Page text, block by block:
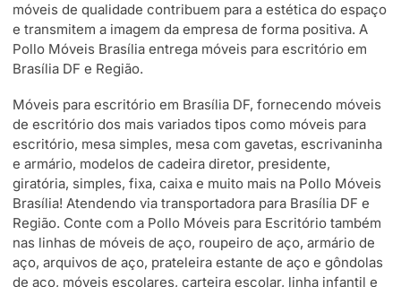
móveis de qualidade contribuem para a estética do espaço
e transmitem a imagem da empresa de forma positiva. A
Pollo Móveis Brasília entrega móveis para escritório em
Brasília DF e Região.
Móveis para escritório em Brasília DF, fornecendo móveis
de escritório dos mais variados tipos como móveis para
escritório, mesa simples, mesa com gavetas, escrivaninha
e armário, modelos de cadeira diretor, presidente,
giratória, simples, fixa, caixa e muito mais na Pollo Móveis
Brasília! Atendendo via transportadora para Brasília DF e
Região. Conte com a Pollo Móveis para Escritório também
nas linhas de móveis de aço, roupeiro de aço, armário de
aço, arquivos de aço, prateleira estante de aço e gôndolas
de aço, móveis escolares, carteira escolar, linha infantil e